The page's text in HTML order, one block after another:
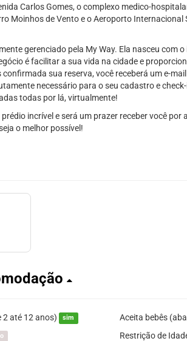
Carlos Gomes, o complexo medico-
Moinhos de Vento e o Aeroporto Internacional
gerenciado pela My Way. Ela nasceu com
é facilitar a sua vida na cidade e
sua reserva, você receberá um e-
necessário para o seu cadastro e
todas por lá, virtualmente!
prédio incrível e será um prazer receber você
o melhor possível!
2 até 12 anos) sim Aceita bebês
Restrição de